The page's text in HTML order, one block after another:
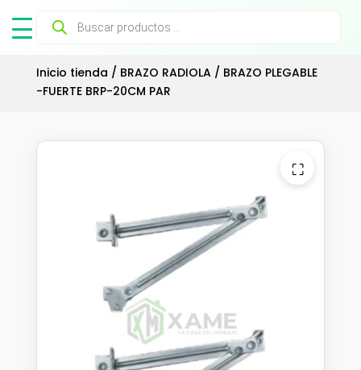
Búsqueda
productos
Inicio tienda / BRAZO RADIOLA/ BRAZO PLEGABLE
-FUERTE BRP-20CM PAR
⛶